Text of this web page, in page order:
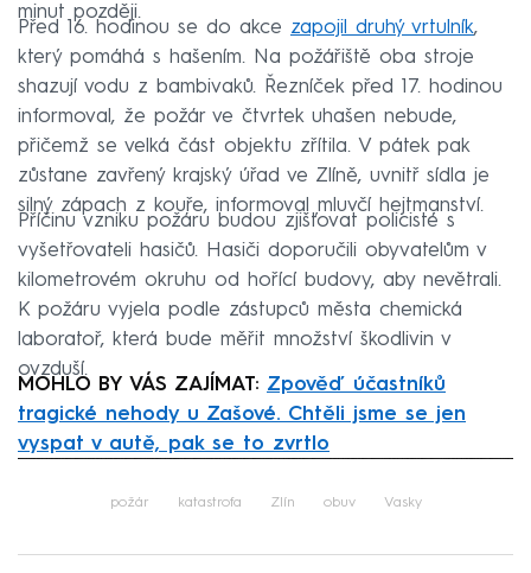
minut později.
Před 16. hodinou se do akce zapojil druhý vrtulník,
který pomáhá s hašením. Na požářiště oba stroje
shazují vodu z bambivaků. Řezníček před 17. hodinou
informoval, že požár ve čtvrtek uhašen nebude,
přičemž se velká část objektu zřítila. V pátek pak
zůstane zavřený krajský úřad ve Zlíně, uvnitř sídla je
silný zápach z kouře, informoval mluvčí hejtmanství.
Příčinu vzniku požáru budou zjišťovat policisté s
vyšetřovateli hasičů. Hasiči doporučili obyvatelům v
kilometrovém okruhu od hořící budovy, aby nevětrali.
K požáru vyjela podle zástupců města chemická
laboratoř, která bude měřit množství škodlivin v
ovzduší.
MOHLO BY VÁS ZAJÍMAT: Zpověď účastníků
tragické nehody u Zašové. Chtěli jsme se jen
vyspat v autě, pak se to zvrtlo
požár katastrofa Zlín obuv Vasky